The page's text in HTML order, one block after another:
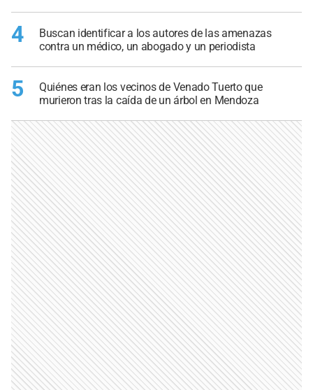
4
Buscan identificar a los autores de las amenazas
contra un médico, un abogado y un periodista
5
Quiénes eran los vecinos de Venado Tuerto que
murieron tras la caída de un árbol en Mendoza